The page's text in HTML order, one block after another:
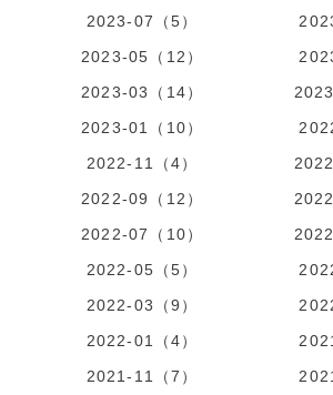
2023-07（5）
2023-05（12）
2023-03（14）
2023-01（10）
2022-11（4）
2022-09（12）
2022-07（10）
2022-05（5）
2022-03（9）
2022-01（4）
2021-11（7）